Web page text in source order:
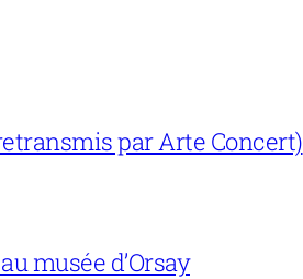
par Arte Concert)
musée d’Orsay